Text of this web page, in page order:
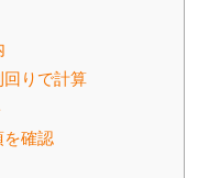
りで計算
を確認